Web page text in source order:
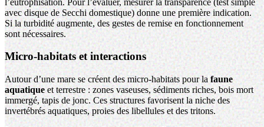
avec disque de Secchi domestique) donne une première indication.
Si la turbidité augmente, des gestes de remise en fonctionnement
sont nécessaires.
Micro-habitats et interactions
Autour d’une mare se créent des micro-habitats pour lafaune
aquatique et terrestre : zones vaseuses, sédiments riches, bois mort
immergé, tapis de jonc. Ces structures favorisent la niche des
invertébrés aquatiques, proies des libellules et des tritons.